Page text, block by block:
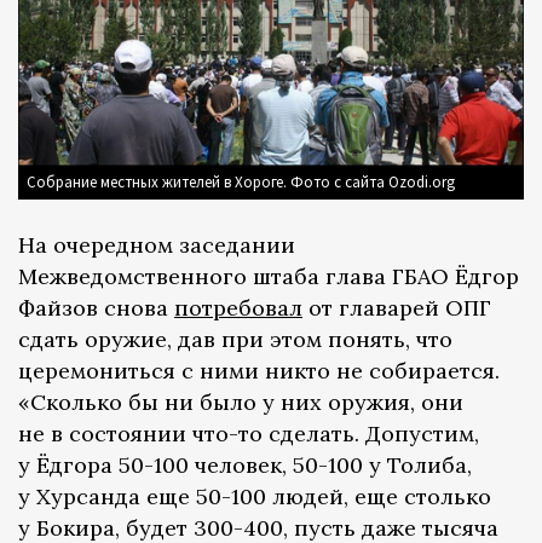
Собрание местных жителей в Хороге. Фото с сайта Ozodi.org
На очередном заседании
Межведомственного штаба глава ГБАО Ёдгор
Файзов снова потребовал от главарей ОПГ
сдать оружие, дав при этом понять, что
церемониться с ними никто не собирается.
«Сколько бы ни было у них оружия, они
не в состоянии что-то сделать. Допустим,
у Ёдгора 50-100 человек, 50-100 у Толиба,
у Хурсанда еще 50-100 людей, еще столько
у Бокира, будет 300-400, пусть даже тысяча